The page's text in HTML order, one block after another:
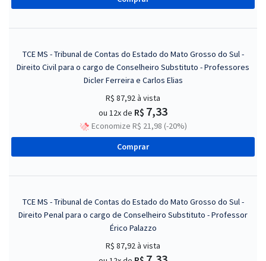
TCE MS - Tribunal de Contas do Estado do Mato Grosso do Sul -
Direito Civil para o cargo de Conselheiro Substituto - Professores
Dicler Ferreira e Carlos Elias
R$ 87,92à vista
ou 12x de R$ 7,33
Economize R$ 21,98 (-20%)
Comprar
TCE MS - Tribunal de Contas do Estado do Mato Grosso do Sul -
Direito Penal para o cargo de Conselheiro Substituto - Professor
Érico Palazzo
R$ 87,92à vista